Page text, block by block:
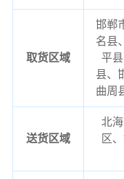
取货区域
邯郸
名县
平
县、
曲周
送货区域
北
区